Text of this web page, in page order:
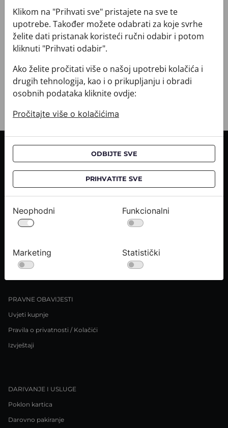
Brand: CROATA
Sirovinski sastav : Svila 100%
+ MATERIJAL I ODRŽAVANJE
+ DOSTAVA
+ PLAĆANJE
+ POVRATI I ZAMJENE
CROATA saloni
O NAMA
Upiti medija
PRAVNE OBAVIJESTI
Uvjeti kupnje
Pravila o privatnosti / Kolačići
Izvještaji
DARIVANJE I USLUGE
Poklon kartica
Darovno pakiranje
Klikom na "Prihvati sve" pristajete na sve te
upotrebe. Također možete odabrati za koje svrhe
želite dati pristanak koristeći ručni odabir i potom
kliknuti "Prihvati odabir".
Ako želite pročitati više o našoj upotrebi kolačića i
drugih tehnologija, kao i o prikupljanju i obradi
osobnih podataka kliknite ovdje:
Pročitajte više o kolačićima
ODBIJTE SVE
PRIHVATITE SVE
Neophodni Funkcionalni
Marketing Statistički